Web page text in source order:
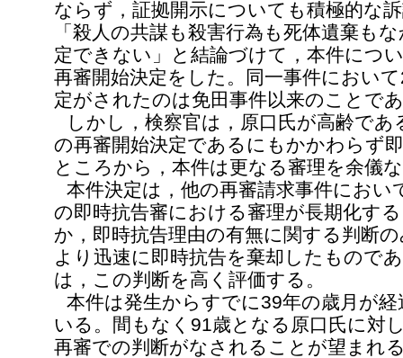
ならず，証拠開示についても積極的な
「殺人の共謀も殺害行為も死体遺棄も
定できない」と結論づけて，本件につ
再審開始決定をした。同一事件におい
定がされたのは免田事件以来のことで
しかし，検察官は，原口氏が高齢であ
の再審開始決定であるにもかかわらず
ところから，本件は更なる審理を余儀
本件決定は，他の再審請求事件におい
の即時抗告審における審理が長期化す
か，即時抗告理由の有無に関する判断
より迅速に即時抗告を棄却したもので
は，この判断を高く評価する。
本件は発生からすでに39年の歳月が
いる。間もなく91歳となる原口氏に対
再審での判断がなされることが望まれ